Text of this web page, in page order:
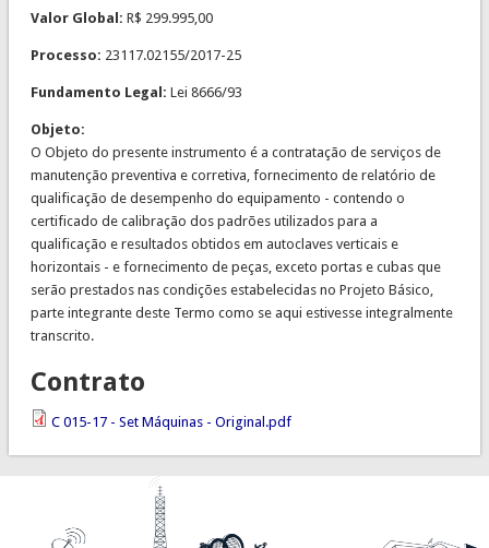
Valor Global: R$ 299.995,00
Processo: 23117.02155/2017-25
Fundamento Legal: Lei 8666/93
Objeto:
O Objeto do presente instrumento é a contratação de serviços de
manutenção preventiva e corretiva, fornecimento de relatório de
qualificação de desempenho do equipamento - contendo o
certificado de calibração dos padrões utilizados para a
qualificação e resultados obtidos em autoclaves verticais e
horizontais - e fornecimento de peças, exceto portas e cubas que
serão prestados nas condições estabelecidas no Projeto Básico,
parte integrante deste Termo como se aqui estivesse integralmente
transcrito.
Contrato
C 015-17 - Set Máquinas - Original.pdf